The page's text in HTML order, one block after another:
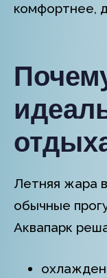
комфортнее,
Летняя жара
обычные
Аквапарк